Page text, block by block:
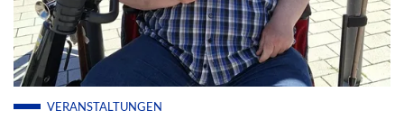
VERANSTALTUNGEN